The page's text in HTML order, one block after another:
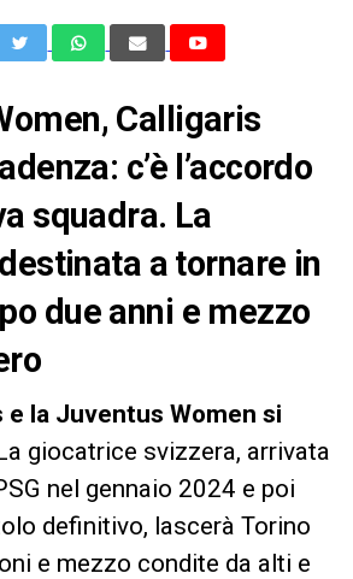
Calligaris
c’è l’accordo
squadra. La
a tornare in
due anni e mezzo
e la Juventus Women si
giocatrice svizzera, arrivata
nel gennaio 2024 e poi
definitivo, lascerà Torino
e mezzo condite da alti e